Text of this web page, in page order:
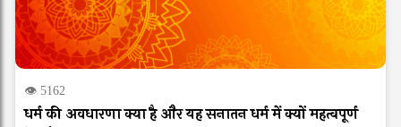
👁 5162
धर्म की अवधारणा क्या है और यह सनातन धर्म में क्यों महत्वपूर्ण